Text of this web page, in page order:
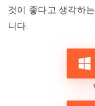
것이 좋다고 생각하
니다.